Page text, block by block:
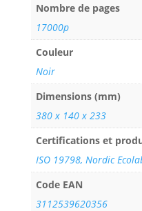
Nombre de pages
17000p
Couleur
Noir
Dimensions (mm)
380 x 140 x 233
Certifications et
ISO 19798, Nordic
Code EAN
3112539620356